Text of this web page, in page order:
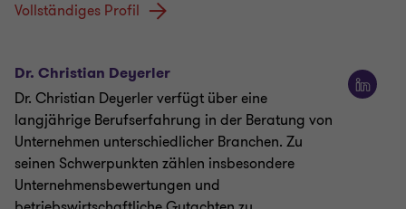
Vollständiges Profil
Dr. Christian Deyerler
Dr. Christian Deyerler verfügt über eine
langjährige Berufserfahrung in der Beratung von
Unternehmen unterschiedlicher Branchen. Zu
seinen Schwerpunkten zählen insbesondere
Unternehmensbewertungen und